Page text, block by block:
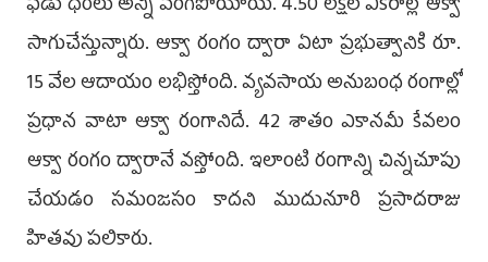
సాగుచేస్తున్నారు. ఆక్వా రంగం ద్వారా ఏటా ప్ర‌భుత్వానికి రూ.
15 వేల ఆదాయం ల‌భిస్తోంది. వ్య‌వ‌సాయ అనుబంధ రంగాల్లో
ప్ర‌ధాన వాటా ఆక్వా రంగానిదే. 42 శాతం ఎకాన‌మీ కేవ‌లం
ఆక్వా రంగం ద్వారానే వ‌స్తోంది. ఇలాంటి రంగాన్ని చిన్న‌చూపు
చేయ‌డం స‌మంజ‌సం కాదని ముదునూరి ప్ర‌సాద‌రాజు
హిత‌వు ప‌లికారు.